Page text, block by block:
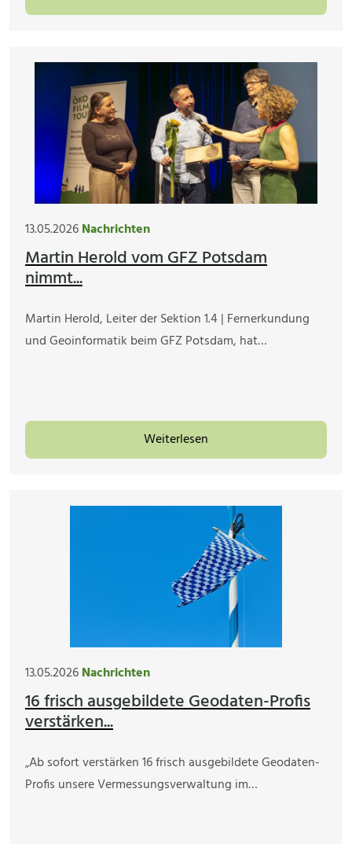
13.05.2026Nachrichten
Martin Herold vom GFZ Potsdam
nimmt...
Martin Herold, Leiter der Sektion 1.4 | Fernerkundung
und Geoinformatik beim GFZ Potsdam, hat…
Weiterlesen
13.05.2026Nachrichten
16 frisch ausgebildete Geodaten-Profis
verstärken...
„Ab sofort verstärken 16 frisch ausgebildete Geodaten-
Profis unsere Vermessungsverwaltung im…